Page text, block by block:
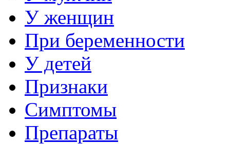
У женщин
При беременности
У детей
Признаки
Симптомы
Препараты